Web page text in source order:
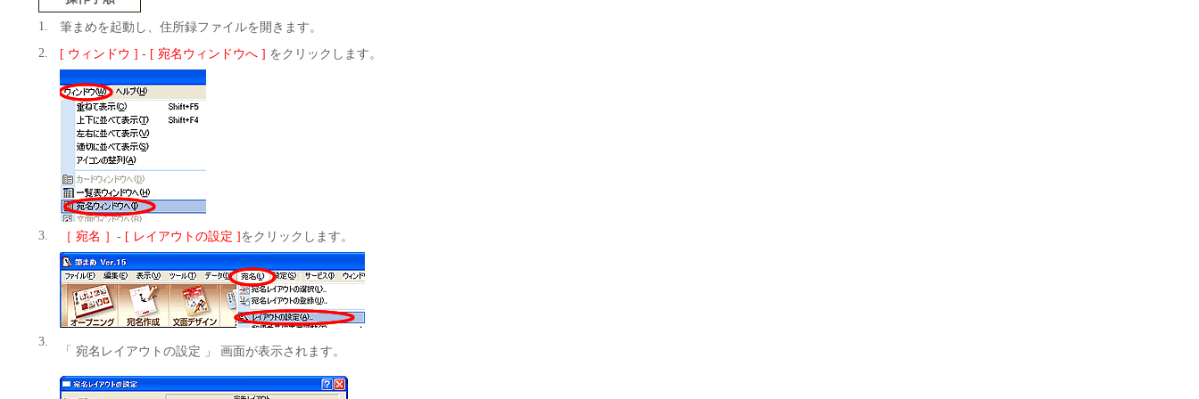
1.
筆まめを起動し、住所録ファイルを開きます。
2.
[ ウィンドウ ] - [ 宛名ウィンドウへ ] をクリックします。
3. ［ 宛名 ］ - [ レイアウトの設定 ] をクリックします。
3.
「 宛名レイアウトの設定 」 画面が表示されます。